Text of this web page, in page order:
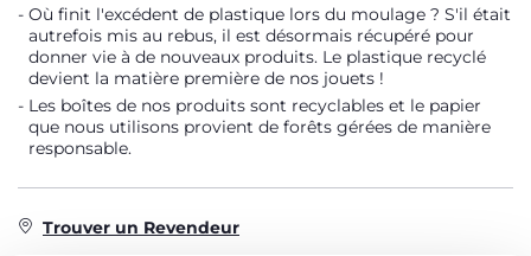
Où finit l'excédent de plastique lors du moulage ? S'il était
autrefois mis au rebus, il est désormais récupéré pour
donner vie à de nouveaux produits. Le plastique recyclé
devient la matière première de nos jouets !
Les boîtes de nos produits sont recyclables et le papier
que nous utilisons provient de forêts gérées de manière
responsable.
Trouver un Revendeur